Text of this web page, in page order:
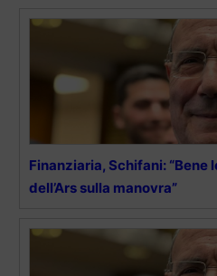
Finanziaria, Schifani:
dell’Ars sulla manovra”